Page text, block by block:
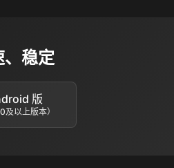
、稳定
版
及以上版本）